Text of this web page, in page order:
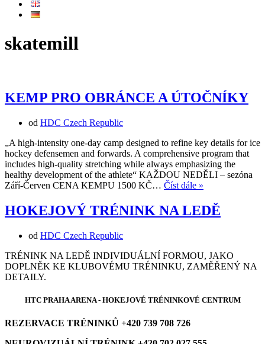
skatemill
KEMP PRO OBRÁNCE A ÚTOČNÍKY
od HDC Czech Republic
„A high-intensity one-day camp designed to refine key details for ice
hockey defensemen and forwards. A comprehensive program that
includes high-quality stretching while always emphasizing the
healthy development of the athlete“ KAŽDOU NEDĚLI – sezóna
Září-Červen CENA KEMPU 1500 KČ… Číst dále »
OBRÁNCE
A
HOKEJOVÝ TRÉNINK NA LEDĚ
od HDC Czech Republic
TRÉNINK NA LEDĚ INDIVIDUÁLNÍ FORMOU, JAKO
DOPLNĚK KE KLUBOVÉMU TRÉNINKU, ZAMĚŘENÝ NA
DETAILY.
HTC PRAHA ARENA - HOKEJOVÉ TRÉNINKOVÉ CENTRUM
REZERVACE TRÉNINKŮ +420 739 708 726